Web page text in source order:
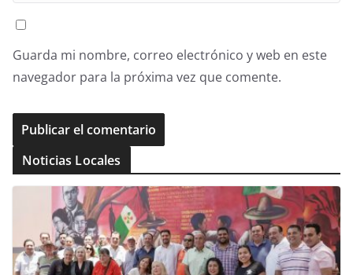
Guarda mi nombre, correo electrónico y web en este
navegador para la próxima vez que comente.
Noticias Locales